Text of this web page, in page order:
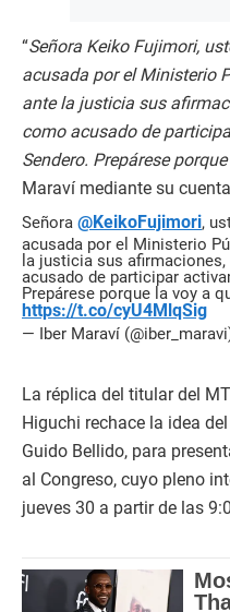
“Señora Keiko Fujimori,
acusada por el Ministerio
ante la justicia sus
como acusado de
Sendero. Prepárese
Maraví mediante su
Señora @KeikoFujimori,
acusada por el Ministerio
la justicia sus
acusado de participar
Prepárese porque la voy a
https://t.co/cyU4MlqSig
— Iber Maraví
La réplica del titular del
Higuchi rechace la idea
Guido Bellido, para
al Congreso, cuyo pleno
jueves 30 a partir de las